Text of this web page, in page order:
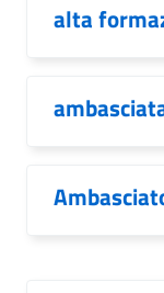
alta